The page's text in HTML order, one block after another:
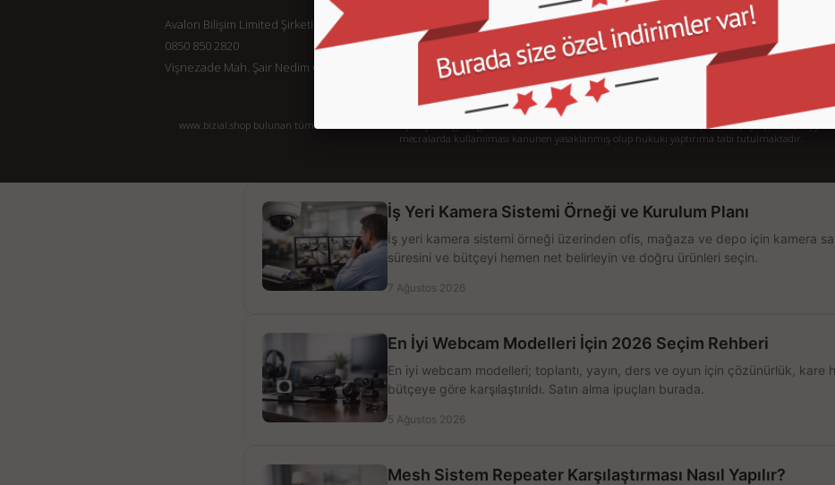
Avalon Bilişim Limited Şirketi
0850 850 2820
Vişnezade Mah. Şair Nedim Cad. Konak Ap. No:77/1 Beşiktaş - İstanbul
Kargo ve Taşıma Bilgileri
Garanti ve İade
Sistem Toplama
www.bizial.shop bulunan tüm ürün ürünlere ait açıklayıcı bilgiler, görseller telif hakları kanununca korunmakta olup izinsiz paylaşılması,
mecralarda kullanılması kanunen yasaklanmış olup hukuki yaptırıma tabi tutulmaktadır.
İş Yeri Kamera Sistemi Örneği ve Kurulum Planı
İş yeri kamera sistemi örneği üzerinden ofis, mağaza ve depo için kamera
süresini ve bütçeyi hemen net belirleyin ve doğru ürünleri seçin.
7 Ağustos 2026
En İyi Webcam Modelleri İçin 2026 Seçim Rehberi
En iyi webcam modelleri; toplantı, yayın, ders ve oyun için çözünürlük, kare
bütçeye göre karşılaştırıldı. Satın alma ipuçları burada.
5 Ağustos 2026
Mesh Sistem Repeater Karşılaştırması Nasıl Yapılır?